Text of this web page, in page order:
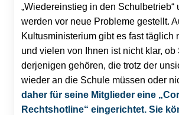
„Wiedereinstieg in den Schulbetrieb“
werden vor neue Probleme gestellt.
Kultusministerium gibt es fast täglich
und vielen von Ihnen ist nicht klar, ob
derjenigen gehören, die trotz der
wieder an die Schule müssen oder
daher für seine Mitglieder eine
Rechtshotline“ eingerichtet. Sie